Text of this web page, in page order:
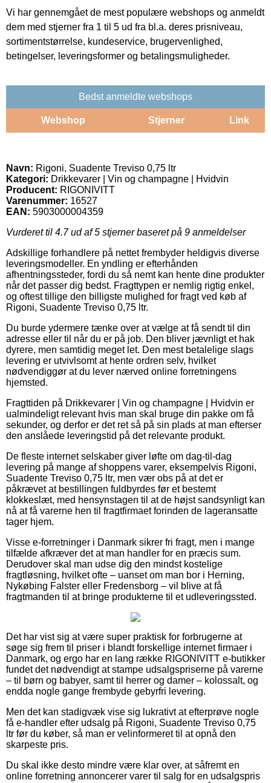
Vi har gennemgået de mest populære webshops og anmeldt
dem med stjerner fra 1 til 5 ud fra bl.a. deres prisniveau,
sortimentstørrelse, kundeservice, brugervenlighed,
betingelser, leveringsformer og betalingsmuligheder.
Bedst anmeldte webshops
Webshop Stjerner Link
Navn: Rigoni, Suadente Treviso 0,75 ltr
Kategori: Drikkevarer | Vin og champagne | Hvidvin
Producent: RIGONIVITT
Varenummer: 16527
EAN: 5903000004359
Vurderet til 4.7ud af 5 stjerner baseret på 9 anmeldelser
Adskillige forhandlere på nettet frembyder heldigvis diverse
leveringsmodeller. En yndling er efterhånden
afhentningssteder, fordi du så nemt kan hente dine produkter
når det passer dig bedst. Fragttypen er nemlig rigtig enkel,
og oftest tillige den billigste mulighed for fragt ved køb af
Rigoni, Suadente Treviso 0,75 ltr.
Du burde ydermere tænke over at vælge at få sendt til din
adresse eller til når du er på job. Den bliver jævnligt et hak
dyrere, men samtidig meget let. Den mest betalelige slags
levering er utvivlsomt at hente ordren selv, hvilket
nødvendiggør at du lever nærved online forretningens
hjemsted.
Fragttiden på Drikkevarer | Vin og champagne | Hvidvin er
ualmindeligt relevant hvis man skal bruge din pakke om få
sekunder, og derfor er det ret så på sin plads at man efterser
den anslåede leveringstid på det relevante produkt.
De fleste internet selskaber giver løfte om dag-til-dag
levering på mange af shoppens varer, eksempelvis Rigoni,
Suadente Treviso 0,75 ltr, men vær obs på at det er
påkrævet at bestillingen fuldbyrdes før et bestemt
klokkeslæt, med hensynstagen til at de højst sandsynligt kan
nå at få varerne hen til fragtfirmaet forinden de lageransatte
tager hjem.
Visse e-forretninger i Danmark sikrer fri fragt, men i mange
tilfælde afkræver det at man handler for en præcis sum.
Derudover skal man udse dig den mindst kostelige
fragtløsning, hvilket ofte – uanset om man bor i Herning,
Nykøbing Falster eller Fredensborg – vil blive at få
fragtmanden til at bringe produkterne til et udleveringssted.
Det har vist sig at være super praktisk for forbrugerne at
søge sig frem til priser i blandt forskellige internet firmaer i
Danmark, og ergo har en lang række RIGONIVITT e-butikker
fundet det nødvendigt at stampe udsalgspriserne på varerne
– til børn og babyer, samt til herrer og damer – kolossalt, og
endda nogle gange frembyde gebyrfri levering.
Men det kan stadigvæk vise sig lukrativt at efterprøve nogle
få e-handler efter udsalg på Rigoni, Suadente Treviso 0,75
ltr før du køber, så man er velinformeret til at opnå den
skarpeste pris.
Du skal ikke desto mindre være klar over, at såfremt en
online forretning annoncerer varer til salg for en udsalgspris